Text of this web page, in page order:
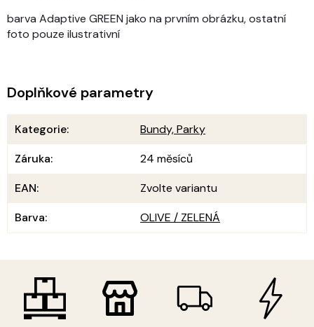
barva Adaptive GREEN jako na prvním obrázku, ostatní
foto pouze ilustrativní
Doplňkové parametry
Kategorie:
Bundy, Parky
Záruka:
24 měsíců
EAN:
Zvolte variantu
Barva: OLIVE / ZELENÁ